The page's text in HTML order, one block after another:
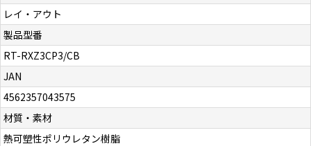
レイ・アウト
製品型番
RT-RXZ3CP3/CB
JAN
4562357043575
材質・素材
熱可塑性ポリウレタン樹脂